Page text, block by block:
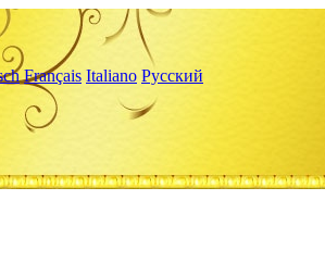
Français Italiano Русский